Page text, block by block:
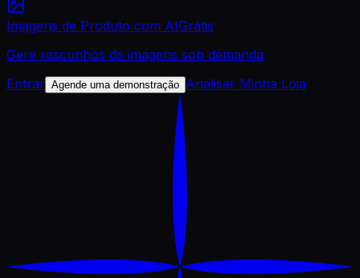
Imagens de Produto com AIGrátis
Gere rascunhos de imagens sob demanda
Entrar Agende uma demonstração Analisar Minha Loja